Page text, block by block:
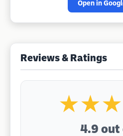
Open in
Reviews & Ratings
4.9 out